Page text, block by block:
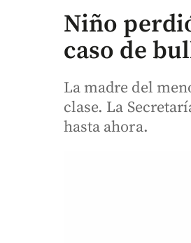
Niño
caso de
La madre del
clase. La
hasta ahora.